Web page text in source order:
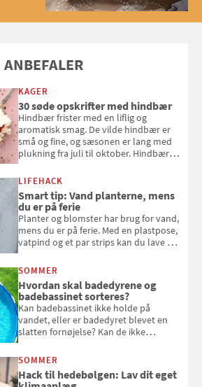
ANBEFALER
KAGER
30 søde opskrifter med hindbær
Hindbær frister med en liflig og
aromatisk smag. De vilde hindbær er
små og fine, og sæsonen er lang med
plukning fra juli til oktober. Hindbær
kan bruge dine hindbær i alt fra
bagværk og salater til is og syltning.
LIFEHACK
Smart tip: Vand planterne, mens
du er på ferie
Planter og blomster har brug for vand,
mens du er på ferie. Med en plastpose,
vatpind og et par strips kan du lave dit
at bede naboen om at vande eller
komme hjem til døde planter
SOMMER
Hvordan skal badedyrene og
badebassinet sorteres?
Kan badebassinet ikke holde på
vandet, eller er badedyret blevet en
slatten fornøjelse? Kan de ikke
opmærksom, når du smider
badebassinet eller et badedyr ud
SOMMER
Hack til hedebølgen: Lav dit eget